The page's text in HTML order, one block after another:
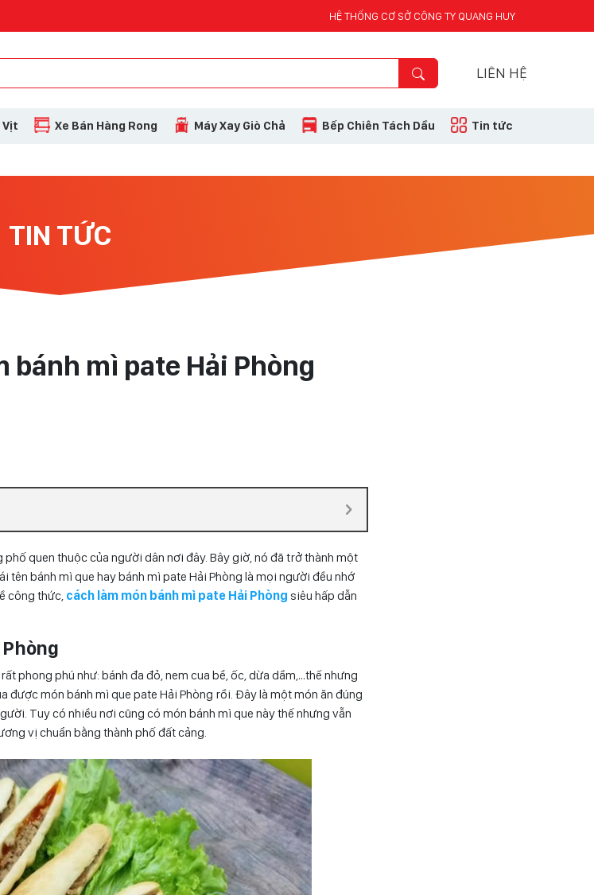
HỆ THỐNG CƠ SỞ CÔNG TY QUANG HUY
LIÊN HỆ
Vịt Xe Bán Hàng Rong Máy Xay Giò Chả Bếp Chiên Tách Dầu Tin tức
TIN TỨC
bánh mì pate Hải Phòng
phố quen thuộc của người dân nơi đây. Bây giờ, nó đã trở thành một
tên bánh mì que hay bánh mì pate Hải Phòng là mọi người đều nhớ
công thức, cách làm món bánh mì pate Hải Phòng siêu hấp dẫn
phong phú như: bánh đa đỏ, nem cua bể, ốc, dừa dầm,…thế nhưng
được món bánh mì que pate Hải Phòng rồi. Đây là một món ăn đúng
Tuy có nhiều nơi cũng có món bánh mì que này thế nhưng vẫn
vị chuẩn bằng thành phố đất cảng.